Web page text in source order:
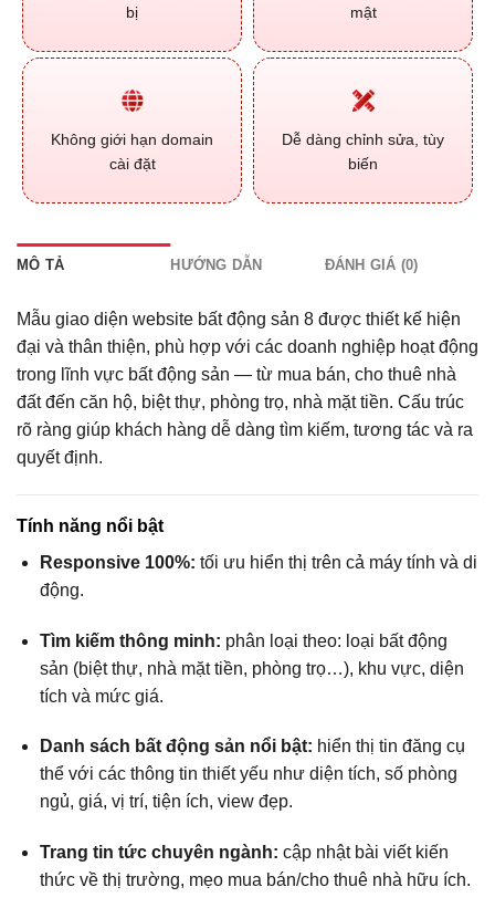
bị
mật
Không giới hạn domain
cài đặt
Dễ dàng chỉnh sửa, tùy
biến
MÔ TẢ HƯỚNG DẪN ĐÁNH GIÁ (0)
Mẫu giao diện website bất động sản 8 được thiết kế hiện
đại và thân thiện, phù hợp với các doanh nghiệp hoạt động
trong lĩnh vực bất động sản — từ mua bán, cho thuê nhà
đất đến căn hộ, biệt thự, phòng trọ, nhà mặt tiền. Cấu trúc
rõ ràng giúp khách hàng dễ dàng tìm kiếm, tương tác và ra
quyết định.
Tính năng nổi bật
Responsive 100%: tối ưu hiển thị trên cả máy tính và di
động.
Tìm kiếm thông minh: phân loại theo: loại bất động
sản (biệt thự, nhà mặt tiền, phòng trọ…), khu vực, diện
tích và mức giá.
Danh sách bất động sản nổi bật: hiển thị tin đăng cụ
thể với các thông tin thiết yếu như diện tích, số phòng
ngủ, giá, vị trí, tiện ích, view đẹp.
Trang tin tức chuyên ngành: cập nhật bài viết kiến
thức về thị trường, mẹo mua bán/cho thuê nhà hữu ích.